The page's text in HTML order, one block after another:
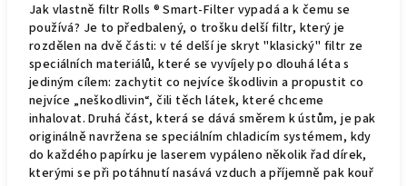
Jak vlastně filtr Rolls ® Smart-Filter vypadá a k čemu se
používá? Je to předbalený, o trošku delší filtr, který je
rozdělen na dvě části: v té delší je skryt "klasický" filtr ze
speciálních materiálů, které se vyvíjely po dlouhá léta s
jediným cílem: zachytit co nejvíce škodlivin a propustit co
nejvíce „neškodlivin“, čili těch látek, které chceme
inhalovat. Druhá část, která se dává směrem k ústům, je pak
originálně navržena se speciálním chladicím systémem, kdy
do každého papírku je laserem vypáleno několik řad dírek,
kterými se při potáhnutí nasává vzduch a příjemně pak kouř